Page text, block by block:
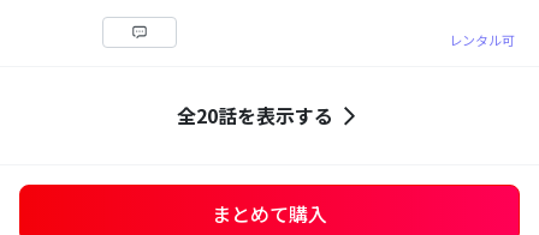
レンタル可
全20話を表示する
まとめて購入